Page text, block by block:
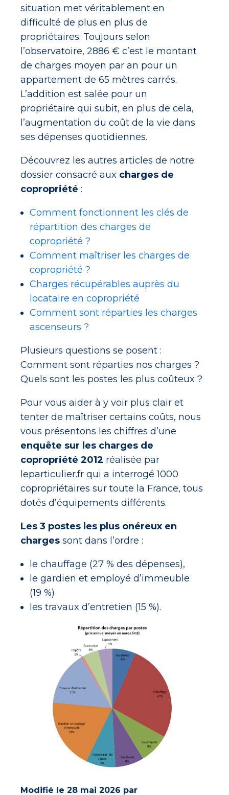
situation met véritablement en
difficulté de plus en plus de
propriétaires. Toujours selon
l’observatoire, 2886 € c’est le montant
de charges moyen par an pour un
appartement de 65 mètres carrés.
L’addition est salée pour un
propriétaire qui subit, en plus de cela,
l’augmentation du coût de la vie dans
ses dépenses quotidiennes.
Découvrez les autres articles de notre
dossier consacré aux charges de
copropriété :
Comment fonctionnent les clés de
répartition des charges de
copropriété ?
Comment maîtriser les charges de
copropriété ?
Charges récupérables auprès du
locataire en copropriété
Comment sont réparties les charges
ascenseurs ?
Plusieurs questions se posent :
Comment sont réparties nos charges ?
Quels sont les postes les plus coûteux ?
Pour vous aider à y voir plus clair et
tenter de maîtriser certains coûts, nous
vous présentons les chiffres d’une
enquête sur les charges de
copropriété 2012 réalisée par
leparticulier.fr qui a interrogé 1000
copropriétaires sur toute la France, tous
dotés d’équipements différents.
Les 3 postes les plus onéreux en
charges sont dans l’ordre :
le chauffage (27 % des dépenses),
le gardien et employé d’immeuble
(19 %)
les travaux d’entretien (15 %).
Modifié le 28 mai 2026 par